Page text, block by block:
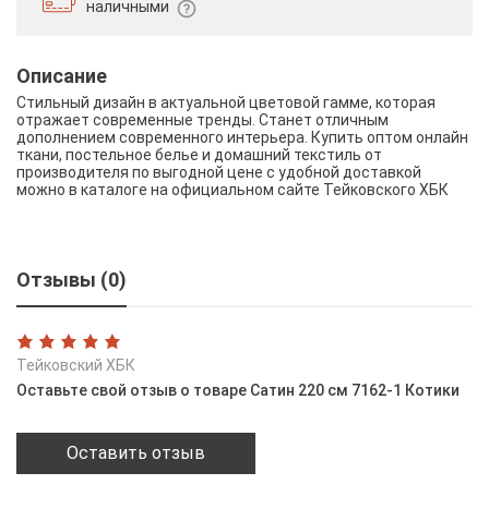
наличными
Описание
Стильный дизайн в актуальной цветовой гамме, которая
отражает современные тренды. Станет отличным
дополнением современного интерьера. Купить оптом онлайн
ткани, постельное белье и домашний текстиль от
производителя по выгодной цене с удобной доставкой
можно в каталоге на официальном сайте Тейковского ХБК
Отзывы (0)
Тейковский ХБК
Оставьте свой отзыв о товаре Сатин 220 см 7162-1 Котики
Оставить отзыв